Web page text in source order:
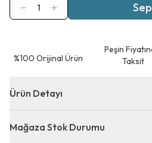
1
⁠%100 Orijinal Ürün
Peşin
Taksit
Ürün Detayı
Mağaza Stok Durumu